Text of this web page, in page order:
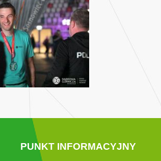
PUNKT INFORMACYJNY